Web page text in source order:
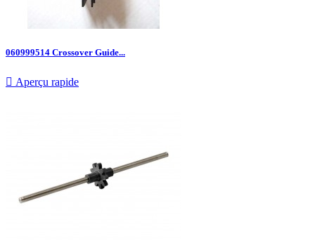
060999514 Crossover Guide...
 Aperçu rapide